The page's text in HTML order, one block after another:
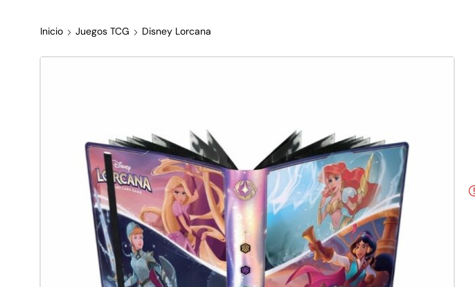
Inicio Juegos TCG Disney Lorcana